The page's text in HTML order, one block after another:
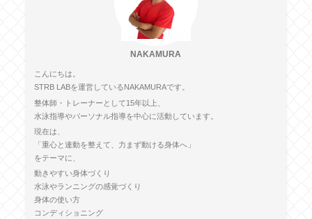
NAKAMURA
こんにちは。
STRB LABを運営しているNAKAMURAです。
整体師・トレーナーとして15年以上、
水泳指導やパーソナル指導を中心に活動しています。
現在は、
「重心と連動を整えて、力まず動ける身体へ」
をテーマに、
動きやすい身体づくり
水泳やランニングの感覚づくり
身体の使い方
コンディショニング